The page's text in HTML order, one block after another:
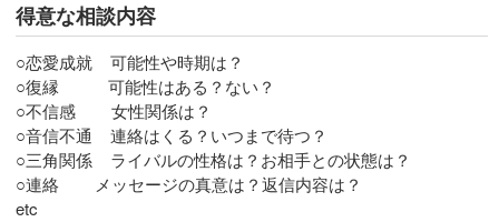
得意な相談内容
○恋愛成就    可能性や時期は？
○復縁           可能性はある？ない？
○不信感        女性関係は？
○音信不通    連絡はくる？いつまで待つ？
○三角関係    ライバルの性格は？お相手との状態は？
○連絡        メッセージの真意は？返信内容は？
etc